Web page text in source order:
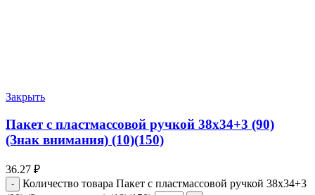
Закрыть
Пакет с пластмассовой ручкой 38х34+3 (90)
(Знак внимания) (10)(150)
36.27 ₽
Количество товара Пакет с пластмассовой ручкой 38х34+3